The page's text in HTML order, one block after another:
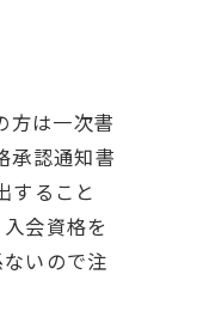
方は一次書
承認通知書
すること
会資格を
いので注